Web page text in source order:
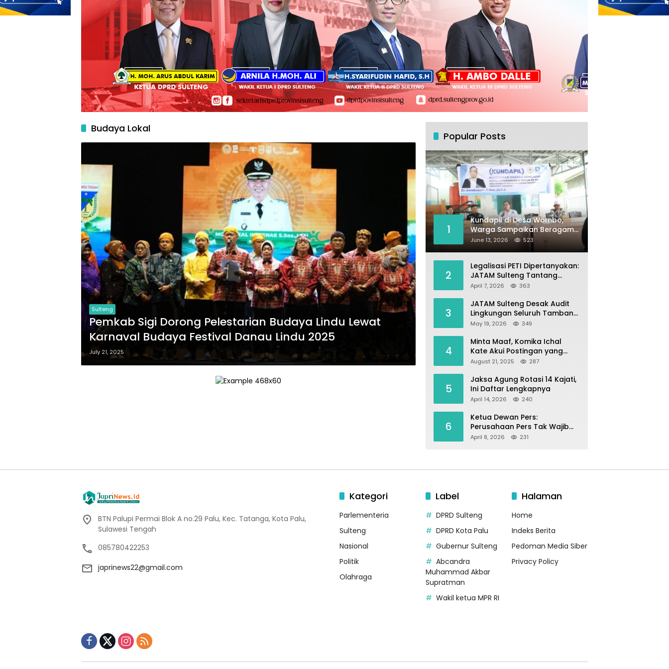
Budaya Lokal
Sulteng
Pemkab Sigi Dorong Pelestarian Budaya Lindu Lewat
Karnaval Budaya Festival Danau Lindu 2025
July 21, 2025
Popular Posts
1
Kundapil di Desa Wombo,
Warga Sampaikan Beragam
Kebutuhan Aspirasi untuk
Pembangunan Desa
June 13, 2026 523
2
Legalisasi PETI Dipertanyakan:
JATAM Sulteng Tantang
Gubernur Berhenti Andalkan
Parigi Moutong sebagai
Lumbung Pangan
April 7, 2026 363
3
JATAM Sulteng Desak Audit
Lingkungan Seluruh Tambang
Batuan di Sepanjang Pesisir
May 19, 2026 349
4
Minta Maaf, Komika Ichal
Kate Akui Postingan yang
Singgung Media Karena Emosi
August 21, 2025 287
5
Jaksa Agung Rotasi 14 Kajati,
Ini Daftar Lengkapnya
April 14, 2026 240
6
Ketua Dewan Pers:
Perusahaan Pers Tak Wajib
Terdaftar, UKW Bukan Syarat
April 8, 2026 231
BTN Palupi Permai Blok A no.29 Palu, Kec. Tatanga, Kota Palu,
Sulawesi Tengah
085780422253
japrinews22@gmail.com
Kategori
Parlementeria
Sulteng
Nasional
Politik
Olahraga
Label
DPRD Sulteng
DPRD Kota Palu
Gubernur Sulteng
Abcandra
Muhammad Akbar
Supratman
Wakil ketua MPR RI
Halaman
Home
Indeks Berita
Pedoman Media Siber
Privacy Policy